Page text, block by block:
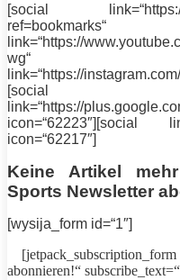
[social link=“https://
ref=bookmarks“
link=“https://
wg“
link=“https://instagram.com/
[social
link=“https://
icon=“62223″][social
icon=“62217″]
Keine Artikel
Sports Newsletter
[wysija_form id=“1″]
[jetpack_subscription_form
abonnieren!“